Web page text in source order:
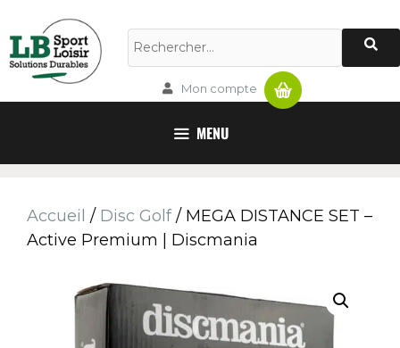
Mon compte Panier
MENU
Accueil / Disc Golf/ MEGA DISTANCE SET –
Active Premium | Discmania